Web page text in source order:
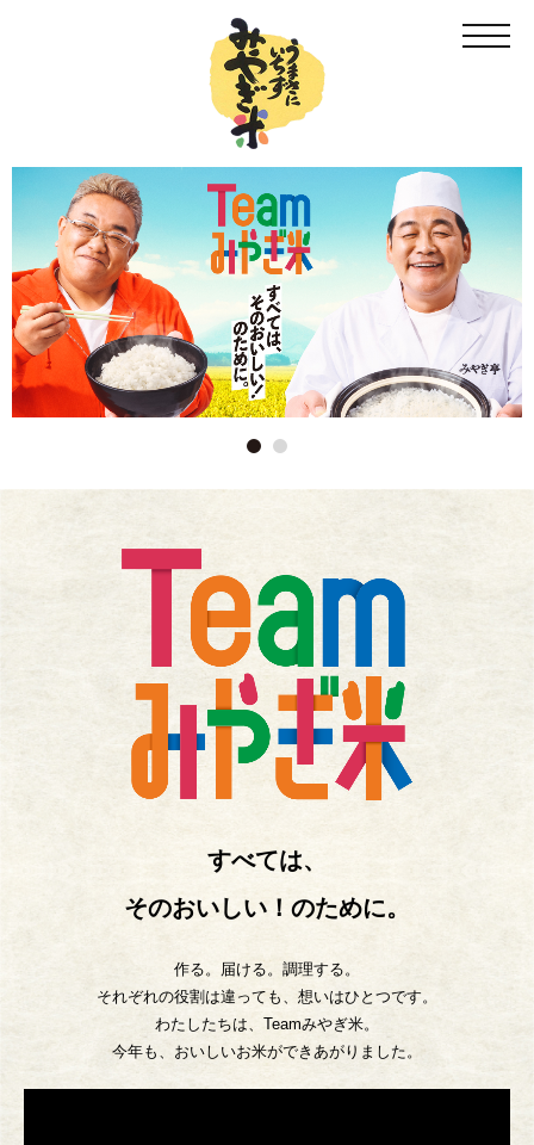
すべては、
そのおいしい！のために。
作る。届ける。調理する。
それぞれの役割は違っても、想いはひとつです。
わたしたちは、Teamみやぎ米。
今年も、おいしいお米ができあがりました。